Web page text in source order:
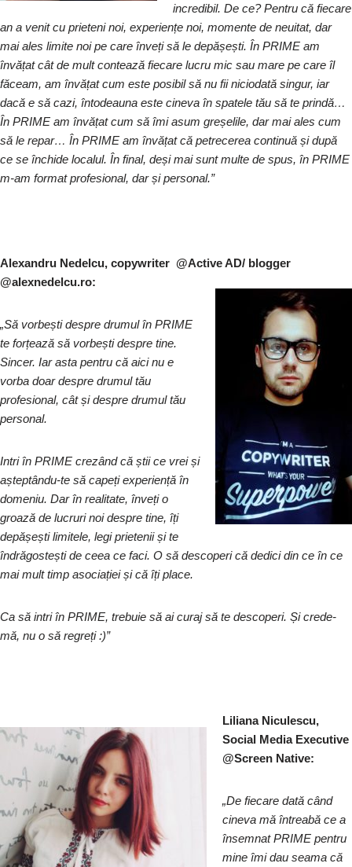
incredibil. De ce? Pentru că fiecare
an a venit cu prieteni noi, experiențe noi, momente de neuitat, dar
mai ales limite noi pe care înveți să le depășești. În PRIME am
învățat cât de mult contează fiecare lucru mic sau mare pe care îl
făceam, am învățat cum este posibil să nu fii niciodată singur, iar
dacă e să cazi, întodeauna este cineva în spatele tău să te prindă…
În PRIME am învățat cum să îmi asum greșelile, dar mai ales cum
să le repar… În PRIME am învățat că petrecerea continuă și după
ce se închide localul. În final, deși mai sunt multe de spus, în PRIME
m-am format profesional, dar și personal.”
Alexandru Nedelcu, copywriter @Active AD/ blogger
@alexnedelcu.ro:
„Să vorbești despre drumul în PRIME
te forțează să vorbești despre tine.
Sincer. Iar asta pentru că aici nu e
vorba doar despre drumul tău
profesional, cât și despre drumul tău
personal.
Intri în PRIME crezând că știi ce vrei și
așteptându-te să capeți experiență în
domeniu. Dar în realitate, înveți o
groază de lucruri noi despre tine, îți
depășești limitele, legi prietenii și te
îndrăgostești de ceea ce faci. O să descoperi că dedici din ce în ce
mai mult timp asociației și că îți place.
Ca să intri în PRIME, trebuie să ai curaj să te descoperi. Și crede-
mă, nu o să regreți :)”
Liliana Niculescu,
Social Media Executive
@Screen Native:
„De fiecare dată când
cineva mă întreabă ce a
însemnat PRIME pentru
mine îmi dau seama că